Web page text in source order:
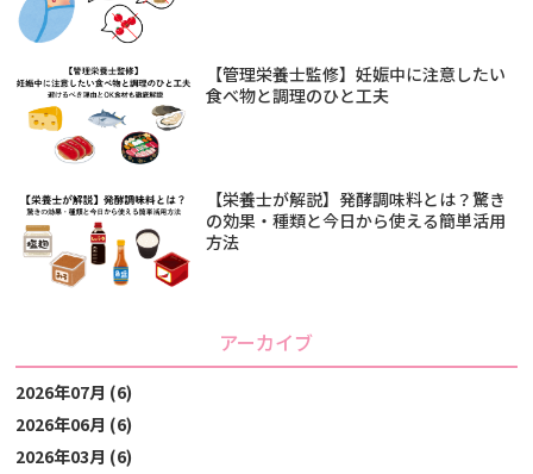
【管理栄養士監修】妊娠中に注意したい
食べ物と調理のひと工夫
【栄養士が解説】発酵調味料とは？驚き
の効果・種類と今日から使える簡単活用
方法
アーカイブ
2026年07月 (6)
2026年06月 (6)
2026年03月 (6)